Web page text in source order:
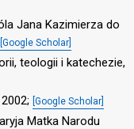
Jana Kazimierza do
[Google Scholar]
teologii i katechezie,
[Google Scholar]
Matka Narodu